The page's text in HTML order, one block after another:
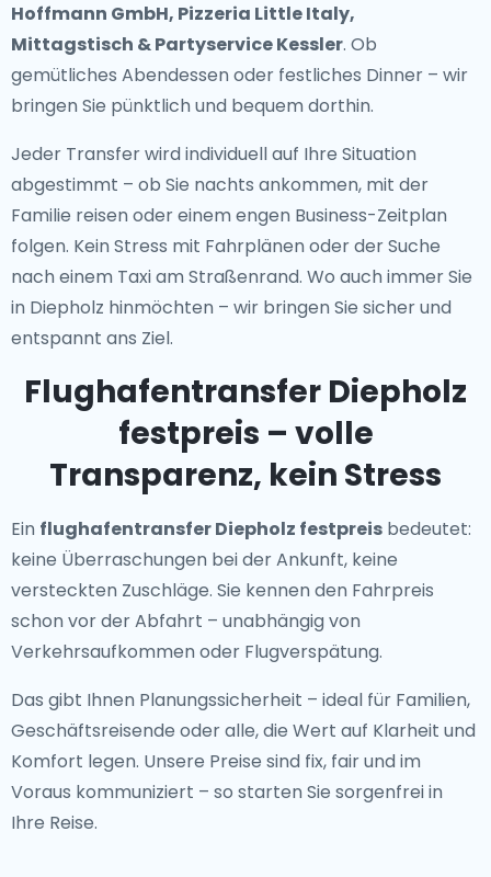
Hoffmann GmbH, Pizzeria Little Italy,
Mittagstisch & Partyservice Kessler. Ob
gemütliches Abendessen oder festliches Dinner – wir
bringen Sie pünktlich und bequem dorthin.
Jeder Transfer wird individuell auf Ihre Situation
abgestimmt – ob Sie nachts ankommen, mit der
Familie reisen oder einem engen Business-Zeitplan
folgen. Kein Stress mit Fahrplänen oder der Suche
nach einem Taxi am Straßenrand. Wo auch immer Sie
in Diepholz hinmöchten – wir bringen Sie sicher und
entspannt ans Ziel.
Flughafentransfer Diepholz
festpreis – volle
Transparenz, kein Stress
Ein flughafentransfer Diepholz festpreis bedeutet:
keine Überraschungen bei der Ankunft, keine
versteckten Zuschläge. Sie kennen den Fahrpreis
schon vor der Abfahrt – unabhängig von
Verkehrsaufkommen oder Flugverspätung.
Das gibt Ihnen Planungssicherheit – ideal für Familien,
Geschäftsreisende oder alle, die Wert auf Klarheit und
Komfort legen. Unsere Preise sind fix, fair und im
Voraus kommuniziert – so starten Sie sorgenfrei in
Ihre Reise.